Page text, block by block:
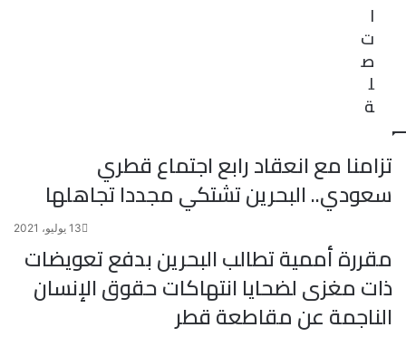
ا
ت
ص
ل
ة
تزامنا مع انعقاد رابع اجتماع قطري
سعودي.. البحرين تشتكي مجددا تجاهلها
13 يوليو، 2021
مقررة أممية تطالب البحرين بدفع تعويضات
ذات مغزى لضحايا انتهاكات حقوق الإنسان
الناجمة عن مقاطعة قطر